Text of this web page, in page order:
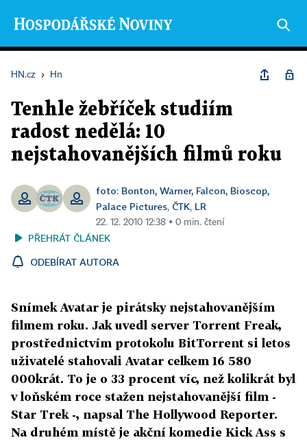
HN.cz › Hn
Tenhle žebříček studiím
radost nedělá: 10
nejstahovanějších filmů roku
foto: Bonton, Warner, Falcon, Bioscop,
Palace Pictures, ČTK, LR
22. 12. 2010 12:38 ▪ 0 min. čtení
PŘEHRÁT ČLÁNEK
ODEBÍRAT AUTORA
Snímek Avatar je pirátsky nejstahovanějším
filmem roku. Jak uvedl server Torrent Freak,
prostřednictvím protokolu BitTorrent si letos
uživatelé stahovali Avatar celkem 16 580
000krát. To je o 33 procent víc, než kolikrát byl
v loňském roce stažen nejstahovanější film -
Star Trek -, napsal The Hollywood Reporter.
Na druhém místě je akční komedie Kick Ass s